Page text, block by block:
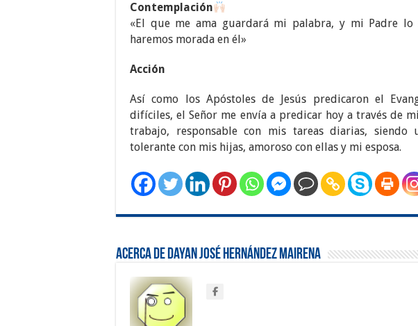
Contemplación
«El que me ama guardará mi palabra, y mi Padre lo
haremos morada en él»
Acción
Así como los Apóstoles de Jesús predicaron el
difíciles, el Señor me envía a predicar hoy a través de
trabajo, responsable con mis tareas diarias,
tolerante con mis hijas, amoroso con ellas y mi esposa.
Acerca de Dayan José Hernández Mairena